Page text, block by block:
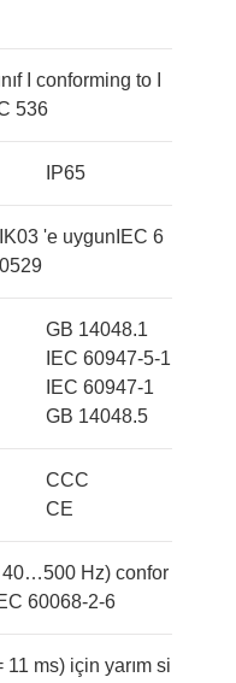
I conforming to I
536
IP65
IK03 'e uygunIEC 6
0529
GB 14048.1
IEC 60947-5-1
IEC 60947-1
GB 14048.5
CCC
CE
40…500 Hz) confor
60068-2-6
11 ms) için yarım si